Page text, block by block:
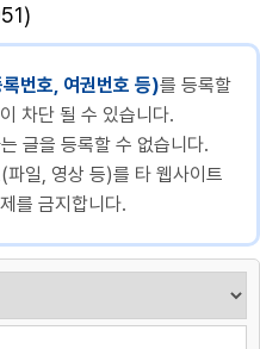
번호, 여권번호 등)를 등록할
차단 될 수 있습니다.
글을 등록할 수 없습니다.
파일, 영상 등)를 타 웹사이트
를 금지합니다.